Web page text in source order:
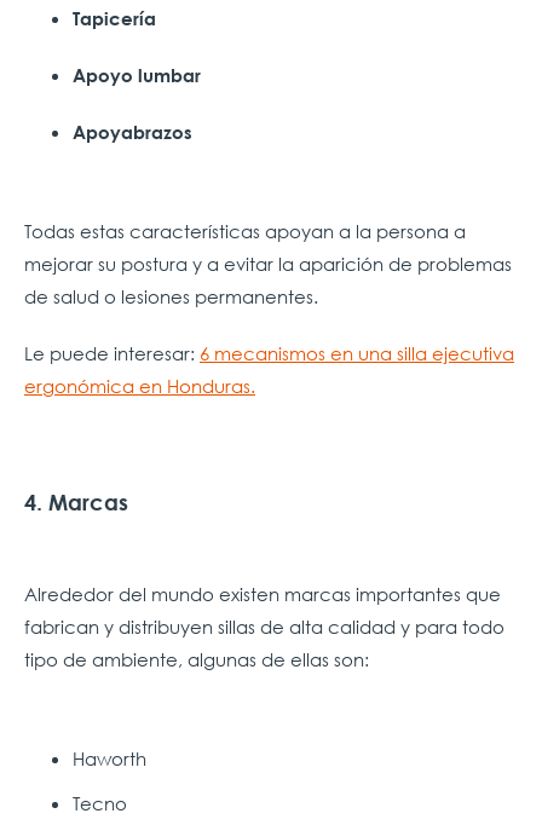
Tapicería
Apoyo lumbar
Apoyabrazos
Todas estas características apoyan a la persona a
mejorar su postura y a evitar la aparición de problemas
de salud o lesiones permanentes.
Le puede interesar: 6 mecanismos en una silla ejecutiva
ergonómica en Honduras.
4. Marcas
Alrededor del mundo existen marcas importantes que
fabrican y distribuyen sillas de alta calidad y para todo
tipo de ambiente, algunas de ellas son:
Haworth
Tecno